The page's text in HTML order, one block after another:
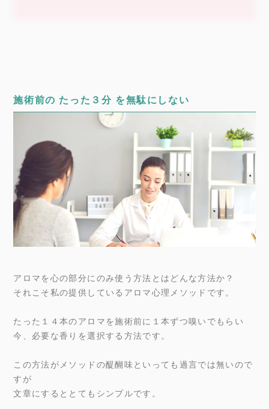
施術前の たった３分 を無駄にしない
アロマを心の部分にのみ使う方法とはどんな方法か？
それこそ私の提供しているアロマ心理メソッドです。
たった１４本のアロマを施術前に１本ずつ嗅いでもらい
今、必要な香りを選択する方法です。
この方法がメソッドの醍醐味といっても過言では無いので
すが
文章にするととてもシンプルです。